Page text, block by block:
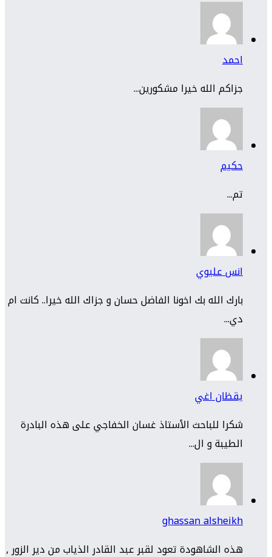
احمد
جزاكم الله خيرا مشكورين...
حكيم
تم...
انس عليوي
بارك الله بك اخونا الفاضل حسان و جزاك الله خيرا.. كانت ام
دي...
يقظان اغي
شكرا للباحث الأستاذ غسان الخفاجي على هذه البادرة
الطيبة و ال...
ghassan alsheikh
هذه الشاهودة تعود لقبر عبد القادر الذياب من دير الزور ,